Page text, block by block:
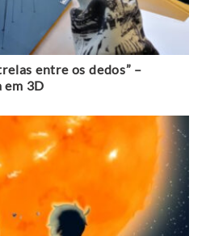
entre os dedos” –
em 3D